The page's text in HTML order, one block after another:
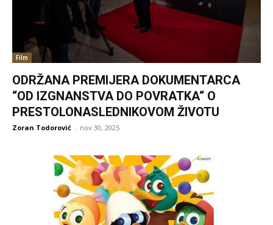
Film
ODRŽANA PREMIJERA DOKUMENTARCA
“OD IZGNANSTVA DO POVRATKA“ O
PRESTOLONASLEDNIKOVOM ŽIVOTU
Zoran Todorović - nov 30, 2025